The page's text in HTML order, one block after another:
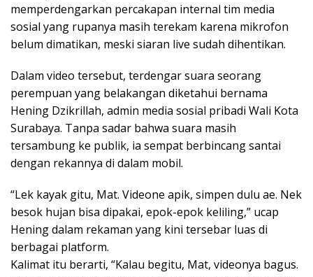
memperdengarkan percakapan internal tim media
sosial yang rupanya masih terekam karena mikrofon
belum dimatikan, meski siaran live sudah dihentikan.
Dalam video tersebut, terdengar suara seorang
perempuan yang belakangan diketahui bernama
Hening Dzikrillah, admin media sosial pribadi Wali Kota
Surabaya. Tanpa sadar bahwa suara masih
tersambung ke publik, ia sempat berbincang santai
dengan rekannya di dalam mobil.
“Lek kayak gitu, Mat. Videone apik, simpen dulu ae. Nek
besok hujan bisa dipakai, epok-epok keliling,” ucap
Hening dalam rekaman yang kini tersebar luas di
berbagai platform.
Kalimat itu berarti, “Kalau begitu, Mat, videonya bagus.